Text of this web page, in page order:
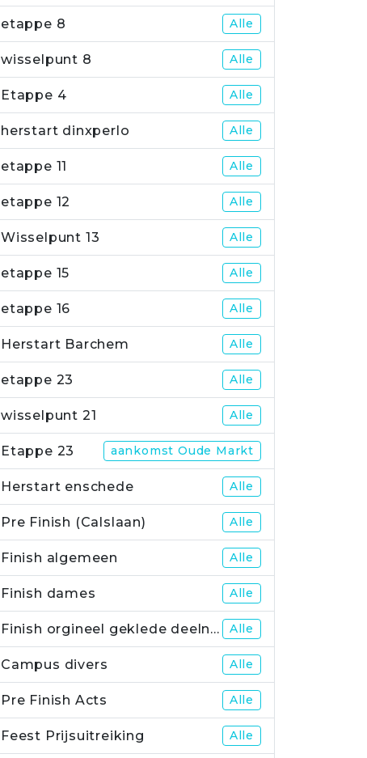
etappe 8 Alle
wisselpunt 8 Alle
Etappe 4 Alle
herstart dinxperlo Alle
etappe 11 Alle
etappe 12 Alle
Wisselpunt 13 Alle
etappe 15 Alle
etappe 16 Alle
Herstart Barchem Alle
etappe 23 Alle
wisselpunt 21 Alle
Etappe 23 aankomst Oude Markt
Herstart enschede Alle
Pre Finish (Calslaan) Alle
Finish algemeen Alle
Finish dames Alle
Finish orgineel geklede deelnemers Alle
Campus divers Alle
Pre Finish Acts Alle
Feest Prijsuitreiking Alle